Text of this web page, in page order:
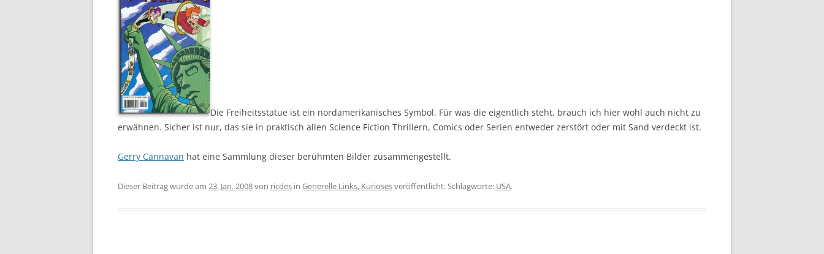
Die Freiheitsstatue ist ein nordamerikanisches Symbol. Für was die eigentlich steht, brauch ich hier wohl auch nicht zu
erwähnen. Sicher ist nur, das sie in praktisch allen Science Fiction Thrillern, Comics oder Serien entweder zerstört oder mit Sand verdeckt ist.
Gerry Cannavan hat eine Sammlung dieser berühmten Bilder zusammengestellt.
Dieser Beitrag wurde am 23. Jan. 2008von ricdes in Generelle Links, Kuriosesveröffentlicht. Schlagworte: USA.